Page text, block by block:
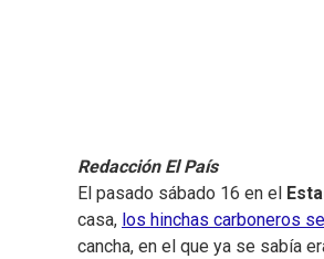
Redacción El País
El pasado sábado 16 en el
casa, los hinchas carboneros
cancha, en el que ya se sabía